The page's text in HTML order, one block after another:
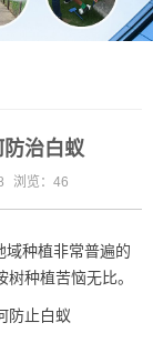
治白蚁
浏览： 46
种植非常普遍的
种植苦恼无比。
防止白蚁